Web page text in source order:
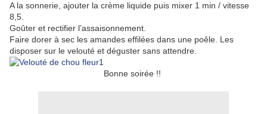
A la sonnerie, ajouter la crème liquide puis mixer 1 min / vitesse
8,5.
Goûter et rectifier l’assaisonnement.
Faire dorer à sec les amandes effilées dans une poêle. Les
disposer sur le velouté et déguster sans attendre.
Bonne soirée !!